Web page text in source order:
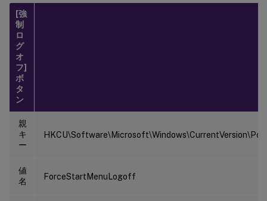
[強
制
ロ
グ
オ
フ]
ボ
タ
ン
親
キ
ー
値
名
ForceStartMenuLogoff